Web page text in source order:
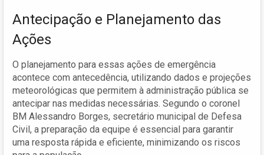
Antecipação e Planejamento das
Ações
O planejamento para essas ações de emergência
acontece com antecedência, utilizando dados e projeções
meteorológicas que permitem à administração pública se
antecipar nas medidas necessárias. Segundo o coronel
BM Alessandro Borges, secretário municipal de Defesa
Civil, a preparação da equipe é essencial para garantir
uma resposta rápida e eficiente, minimizando os riscos